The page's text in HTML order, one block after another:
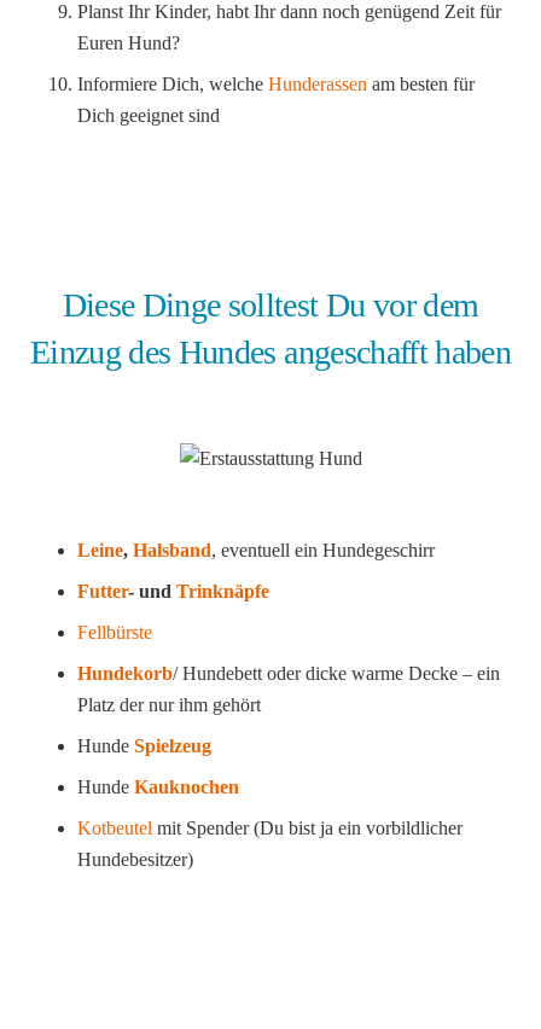
Planst Ihr Kinder, habt Ihr dann noch genügend Zeit für
Euren Hund?
Informiere Dich, welche Hunderassen am besten für
Dich geeignet sind
Diese Dinge solltest Du vor dem
Einzug des Hundes angeschafft haben
Leine, Halsband, eventuell ein Hundegeschirr
Futter- und Trinknäpfe
Fellbürste
Hundekorb/ Hundebett oder dicke warme Decke – ein
Platz der nur ihm gehört
Hunde Spielzeug
Hunde Kauknochen
Kotbeutel mit Spender (Du bist ja ein vorbildlicher
Hundebesitzer)